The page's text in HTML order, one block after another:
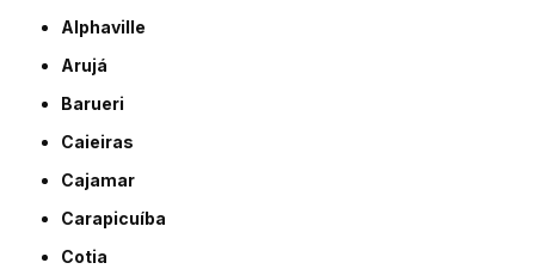
Alphaville
Arujá
Barueri
Caieiras
Cajamar
Carapicuíba
Cotia